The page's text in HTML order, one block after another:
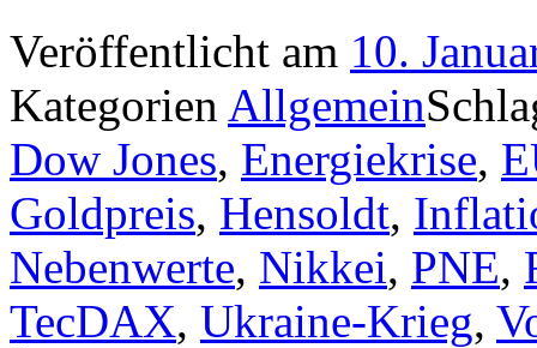
Veröffentlicht am 10.
Kategorien Allgemein
Dow Jones, Energiekrise,
Goldpreis, Hensoldt,
Nebenwerte, Nikkei, PNE,
TecDAX, Ukraine-Krieg,